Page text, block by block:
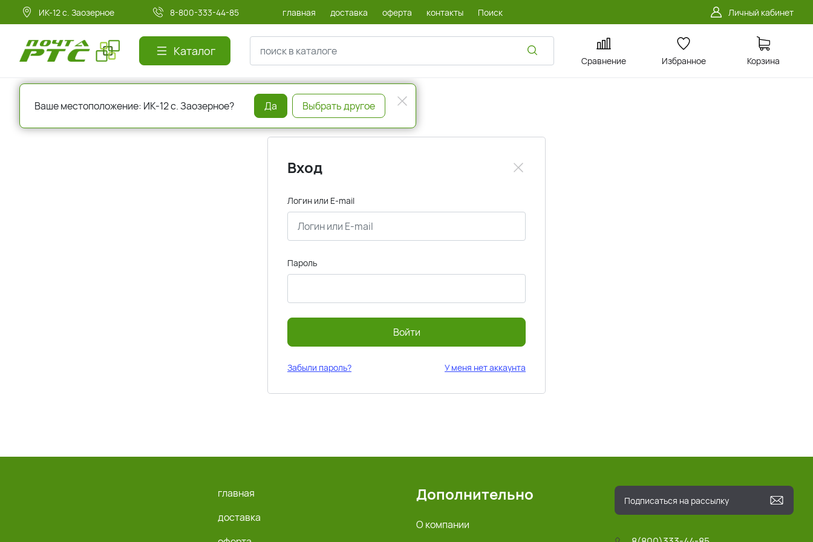
ИК-12 с. Заозерное 8-800-333-44-85 главная доставка оферта контакты Поиск Личный кабинет
Каталог
Сравнение Избранное Корзина
Вход
Логин или E-mail
Пароль
Войти
Забыли пароль? У меня нет аккаунта
главная
доставка
Дополнительно
О компании
Ваше местоположение: ИК-12 с. Заозерное? Да Выбрать другое